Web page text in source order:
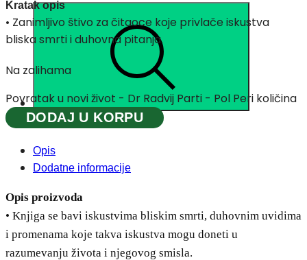
Kratak opis
• Zanimljivo štivo za čitaoce koje privlače iskustva
bliska smrti i duhovna pitanja.
Na zalihama
Povratak u novi život - Dr Radvij Parti - Pol Peri količina
DODAJ U KORPU
Opis
Dodatne informacije
Opis proizvoda
• Knjiga se bavi iskustvima bliskim smrti, duhovnim uvidima
i promenama koje takva iskustva mogu doneti u
razumevanju života i njegovog smisla.